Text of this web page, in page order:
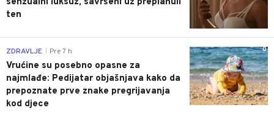
ten
0
ZDRAVLJE Pre 7 h
Vrućine su posebno opasne za
najmlađe: Pedijatar objašnjava kako da
prepoznate prve znake pregrijavanja
kod djece